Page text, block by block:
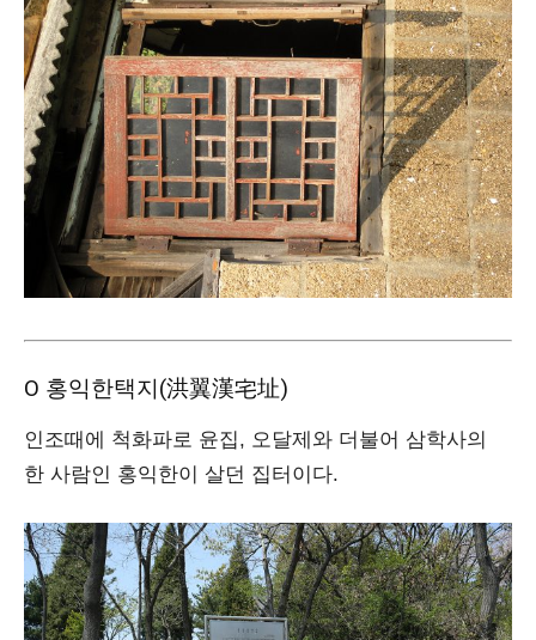
Ο 홍익한택지(洪翼漢宅址)
인조때에 척화파로 윤집, 오달제와 더불어 삼학사의
한 사람인 홍익한이 살던 집터이다.